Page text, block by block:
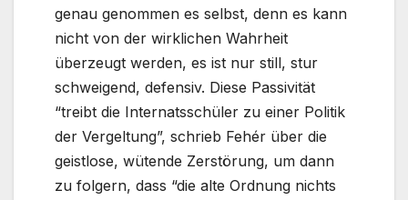
genau genommen es selbst, denn es kann
nicht von der wirklichen Wahrheit
überzeugt werden, es ist nur still, stur
schweigend, defensiv. Diese Passivität
“treibt die Internatsschüler zu einer Politik
der Vergeltung”, schrieb Fehér über die
geistlose, wütende Zerstörung, um dann
zu folgern, dass “die alte Ordnung nichts